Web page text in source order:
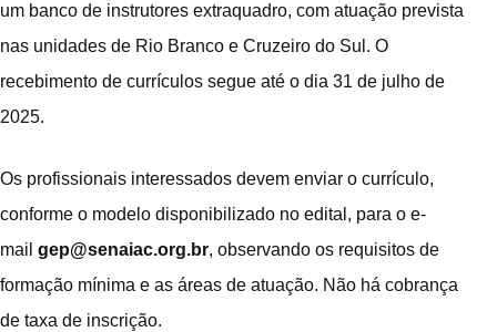
um banco de instrutores extraquadro, com atuação prevista
nas unidades de Rio Branco e Cruzeiro do Sul. O
recebimento de currículos segue até o dia 31 de julho de
2025.
Os profissionais interessados devem enviar o currículo,
conforme o modelo disponibilizado no edital, para o e-
mail gep@senaiac.org.br, observando os requisitos de
formação mínima e as áreas de atuação. Não há cobrança
de taxa de inscrição.